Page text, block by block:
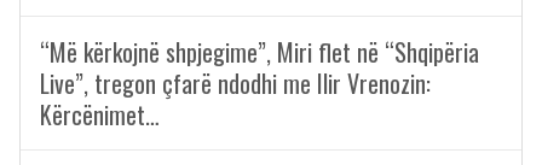
“Më kërkojnë shpjegime”, Miri flet në “Shqipëria
Live”, tregon çfarë ndodhi me Ilir Vrenozin:
Kërcënimet…